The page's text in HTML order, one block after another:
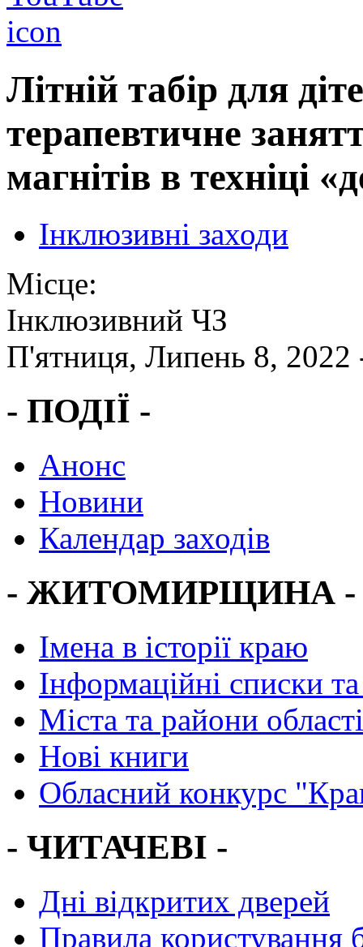
Літній табір для
терапевтичне
магнітів в техніці
Інклюзивні заходи
Місце:
Інклюзивний ЧЗ
П'ятниця, Липень 8,
- ПОДІЇ -
Анонс
Новини
Календар заходів
- ЖИТОМИРЩИНА -
Імена в історії краю
Інформаційні списки
Міста та райони області
Нові книги
Обласний конкурс
- ЧИТАЧЕВІ -
Дні відкритих дверей
Правила користування